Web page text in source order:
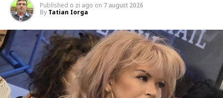
Published o zi ago on 7 august 2026
By Tatian Iorga